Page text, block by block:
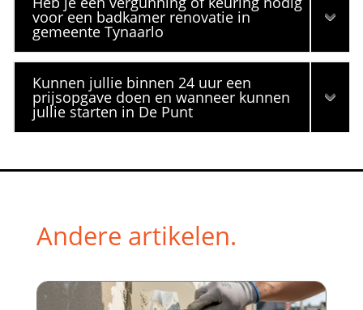
voor een badkamer renovatie in
gemeente Tynaarlo
Kunnen jullie binnen 24 uur een
prijsopgave doen en wanneer kunnen
jullie starten in De Punt
Andere artikelen.